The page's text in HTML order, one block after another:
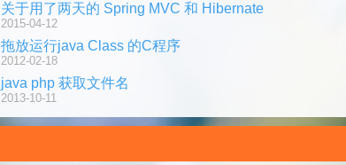
关于用了两天的 Spring MVC 和 Hibernate
2015-04-12
拖放运行java Class 的C程序
2012-02-18
java php 获取文件名
2013-10-11